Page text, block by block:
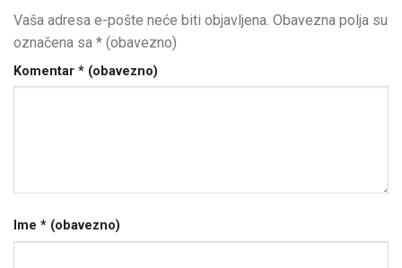
Vaša adresa e-pošte neće biti objavljena. Obavezna polja su
označena sa * (obavezno)
Komentar * (obavezno)
Ime * (obavezno)